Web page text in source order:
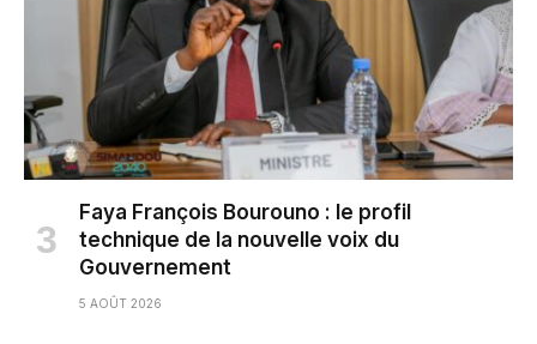
Faya François Bourouno : le profil
technique de la nouvelle voix du
Gouvernement
5 AOÛT 2026